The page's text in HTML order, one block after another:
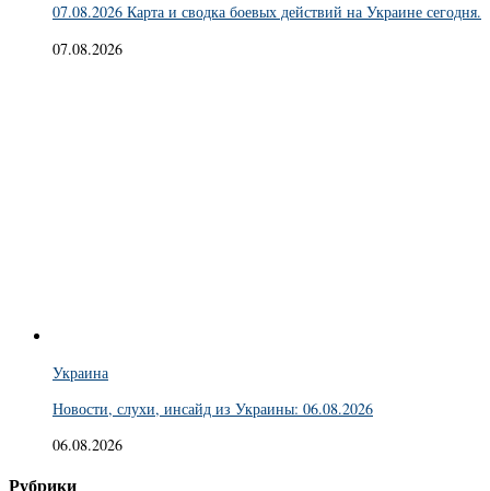
07.08.2026 Карта и сводка боевых действий на Украине сегодня.
07.08.2026
Украина
Новости, слухи, инсайд из Украины: 06.08.2026
06.08.2026